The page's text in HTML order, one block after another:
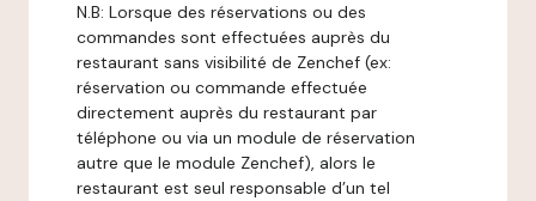
N.B: Lorsque des réservations ou des
commandes sont effectuées auprès du
restaurant sans visibilité de Zenchef (ex:
réservation ou commande effectuée
directement auprès du restaurant par
téléphone ou via un module de réservation
autre que le module Zenchef), alors le
restaurant est seul responsable d’un tel